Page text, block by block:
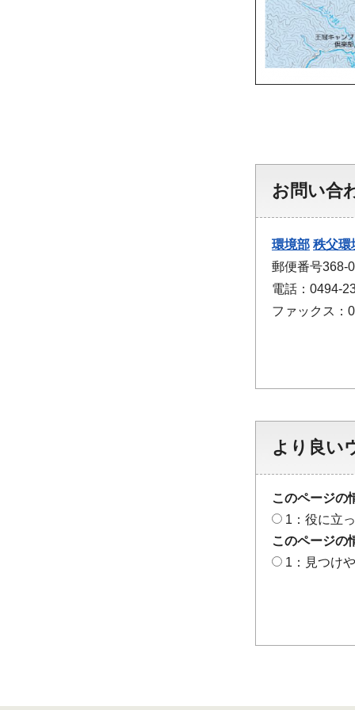
お問い合
環境部 秩父環
郵便番号368-
電話：0494-
ファックス：
より良い
このページの
1：役に立
このページの
1：見つけ